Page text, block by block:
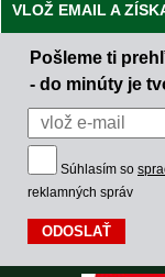
VLOŽ EMAIL A
Pošleme ti
- do minúty je
Súhlasím so
reklamných správ